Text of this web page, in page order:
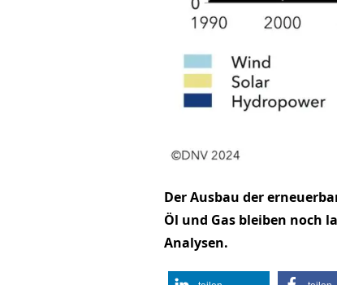
Der Ausbau der
Öl und Gas bleiben noch
Analysen.